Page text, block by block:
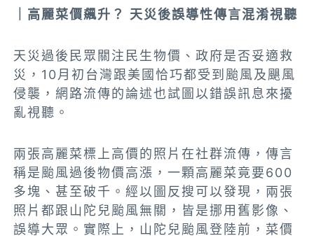
｜高麗菜價飆升？ 天災後誤導性傳言混淆視聽
天災過後民眾關注民生物價、政府是否妥適救
災，10月初台灣跟美國恰巧都受到颱風及颶風
侵襲，網路流傳的論述也試圖以錯誤訊息來擾
亂視聽。
兩張高麗菜標上高價的照片在社群流傳，傳言
稱是颱風過後物價高漲，一顆高麗菜竟要600
多塊、甚至破千。經以圖反搜可以發現，兩張
照片都跟山陀兒颱風無關，皆是挪用舊影像、
誤導大眾。實際上，山陀兒颱風登陸前，菜價